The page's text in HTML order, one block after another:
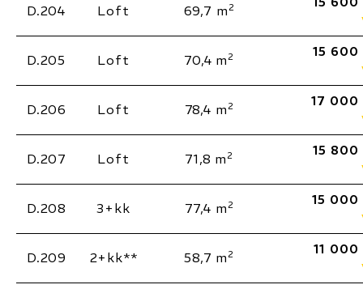
D.204 Loft 69,7 m 2
D.205 Loft 70,4 m 2
15
D.206 Loft 78,4 m 2
17 000
D.207 Loft 71,8 m 2
15
D.208 3+kk 77,4 m 2
15 000
D.209 2+kk** 58,7 m 2
11